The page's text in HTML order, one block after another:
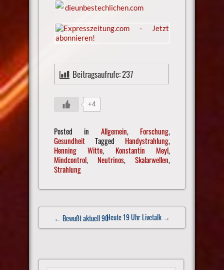
dieunbestechlichen.com
Beitragsaufrufe:237
+4
Posted in Allgemein, Forschung,
GesundheitTagged Handystrahlung,
Henning Witte, Konstantin Meyl,
Mindcontrol, Neutrinos,Skalarwellen,
Strahlung
Post
navigation
← Bewußt aktuell 90Heute 19 Uhr Livetalk →